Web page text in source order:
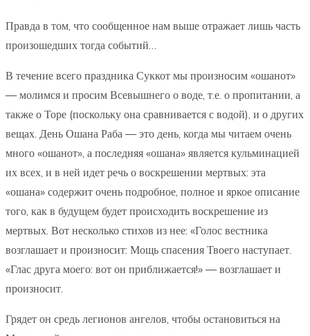
Правда в том, что сообщенное нам выше отражает лишь часть
произошедших тогда событий…
В течение всего праздника Суккот мы произносим «ошанот»
— молимся и просим Всевышнего о воде, т.е. о пропитании, а
также о Торе (поскольку она сравнивается с водой), и о других
вещах. День Ошана Раба — это день, когда мы читаем очень
много «ошанот», а последняя «ошана» является кульминацией
их всех, и в ней идет речь о воскрешении мертвых: эта
«ошана» содержит очень подробное, полное и яркое описание
того, как в будущем будет происходить воскрешение из
мертвых. Вот несколько стихов из нее: «Голос вестника
возглашает и произносит: Мощь спасения Твоего наступает.
«Глас друга моего: вот он приближается!» — возглашает и
произносит.
Грядет он средь легионов ангелов, чтобы остановиться на